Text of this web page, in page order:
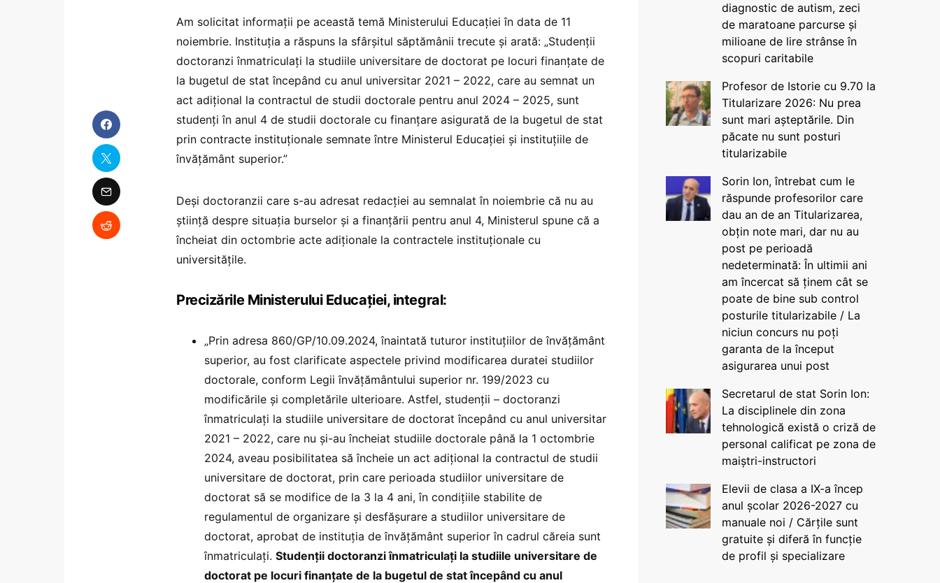
Am solicitat informații pe această temă Ministerului Educației în data de 11
noiembrie. Instituția a răspuns la sfârșitul săptămânii trecute și arată: „Studenții
doctoranzi înmatriculați la studiile universitare de doctorat pe locuri finanțate de
la bugetul de stat începând cu anul universitar 2021 – 2022, care au semnat un
act adițional la contractul de studii doctorale pentru anul 2024 – 2025, sunt
studenți în anul 4 de studii doctorale cu finanțare asigurată de la bugetul de stat
prin contracte instituționale semnate între Ministerul Educației și instituțiile de
învățământ superior.”
Deși doctoranzii care s-au adresat redacției au semnalat în noiembrie că nu au
știință despre situația burselor și a finanțării pentru anul 4, Ministerul spune că a
încheiat din octombrie acte adiționale la contractele instituționale cu
universitățile.
Precizările Ministerului Educației, integral:
„Prin adresa 860/GP/10.09.2024, înaintată tuturor instituțiilor de învățământ
superior, au fost clarificate aspectele privind modificarea duratei studiilor
doctorale, conform Legii învățământului superior nr. 199/2023 cu
modificările și completările ulterioare. Astfel, studenții – doctoranzi
înmatriculați la studiile universitare de doctorat începând cu anul universitar
2021 – 2022, care nu și-au încheiat studiile doctorale până la 1 octombrie
2024, aveau posibilitatea să încheie un act adițional la contractul de studii
universitare de doctorat, prin care perioada studiilor universitare de
doctorat să se modifice de la 3 la 4 ani, în condițiile stabilite de
regulamentul de organizare și desfășurare a studiilor universitare de
doctorat, aprobat de instituția de învățământ superior în cadrul căreia sunt
înmatriculați. Studenții doctoranzi înmatriculați la studiile universitare de
doctorat pe locuri finanțate de la bugetul de stat începând cu anul
diagnostic de autism, zeci
de maratoane parcurse și
milioane de lire strânse în
scopuri caritabile
Profesor de Istorie cu 9.70 la
Titularizare 2026: Nu prea
sunt mari așteptările. Din
păcate nu sunt posturi
titularizabile
Sorin Ion, întrebat cum le
răspunde profesorilor care
dau an de an Titularizarea,
obțin note mari, dar nu au
post pe perioadă
nedeterminată: În ultimii ani
am încercat să ținem cât se
poate de bine sub control
posturile titularizabile / La
niciun concurs nu poți
garanta de la început
asigurarea unui post
Secretarul de stat Sorin Ion:
La disciplinele din zona
tehnologică există o criză de
personal calificat pe zona de
maiștri-instructori
Elevii de clasa a IX-a încep
anul școlar 2026-2027 cu
manuale noi / Cărțile sunt
gratuite și diferă în funcție
de profil și specializare